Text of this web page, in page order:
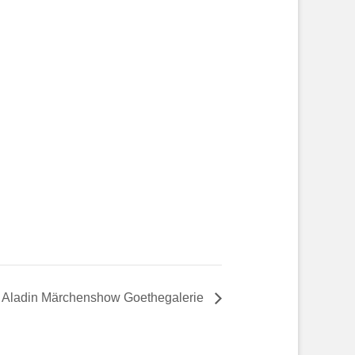
Aladin Märchenshow Goethegalerie